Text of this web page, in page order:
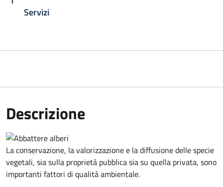
Servizi
Descrizione
La conservazione, la valorizzazione e la diffusione delle specie
vegetali, sia sulla proprietà pubblica sia su quella privata, sono
importanti fattori di qualità ambientale.